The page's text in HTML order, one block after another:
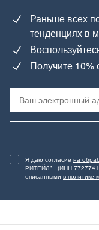
Раньше всех
тенденциях в
Получите 10%
Я даю согласие на
РИТЕЙЛ" (ИНН
описанными в политике